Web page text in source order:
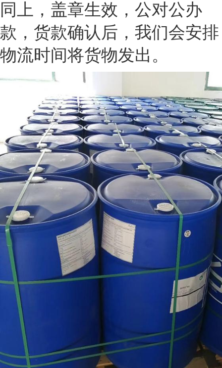
同上，盖章生效，公对公办
款，货款确认后，我们会安排
物流时间将货物发出。